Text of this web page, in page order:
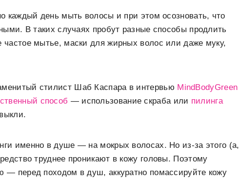
каждый день мыть волосы и при этом осозновать, что
В таких случаях пробут разные способы продлить
мытье, маски для жирных волос или даже муку,
стилист Шаб Каспара в интервью MindBodyGreen
способ — использование скраба или пилинга
именно в душе — на мокрых волосах. Но из-за этого (а,
труднее проникают в кожу головы. Поэтому
— перед походом в душ, аккуратно помассируйте кожу